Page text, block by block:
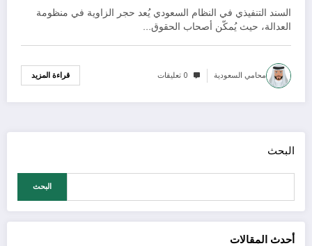
السند التنفيذي في النظام السعودي يُعد حجر الزاوية في منظومة
العدالة، حيث يُمكّن أصحاب الحقوق…
محامي السعودية 0 تعليقات قراءة المزيد
البحث
البحث
أحدث المقالات